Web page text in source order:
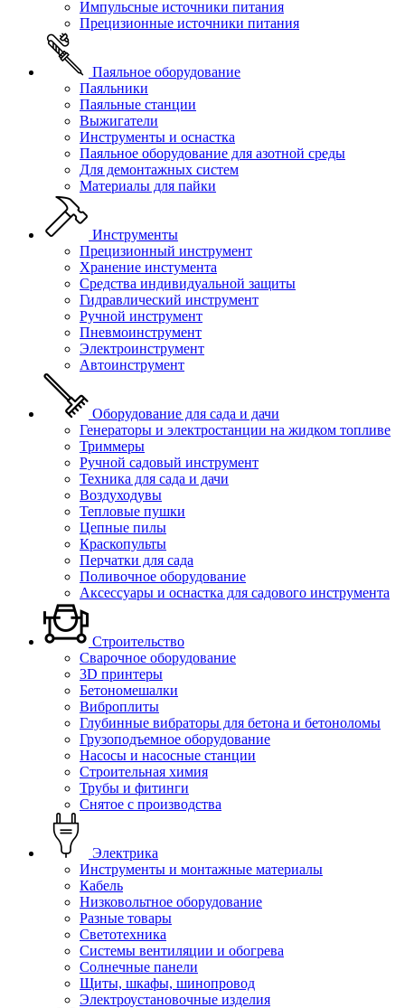
Импульсные источники питания
Прецизионные источники питания
Паяльное оборудование
Паяльники
Паяльные станции
Выжигатели
Инструменты и оснастка
Паяльное оборудование для азотной среды
Для демонтажных систем
Материалы для пайки
Инструменты
Прецизионный инструмент
Хранение инстумента
Средства индивидуальной защиты
Гидравлический инструмент
Ручной инструмент
Пневмоинструмент
Электроинструмент
Автоинструмент
Оборудование для сада и дачи
Генераторы и электростанции на жидком топливе
Триммеры
Ручной садовый инструмент
Техника для сада и дачи
Воздуходувы
Тепловые пушки
Цепные пилы
Краскопульты
Перчатки для сада
Поливочное оборудование
Аксессуары и оснастка для садового инструмента
Строительство
Сварочное оборудование
3D принтеры
Бетономешалки
Виброплиты
Глубинные вибраторы для бетона и бетоноломы
Грузоподъемное оборудование
Насосы и насосные станции
Строительная химия
Трубы и фитинги
Снятое с производства
Электрика
Инструменты и монтажные материалы
Кабель
Низковольтное оборудование
Разные товары
Светотехника
Системы вентиляции и обогрева
Солнечные панели
Щиты, шкафы, шинопровод
Электроустановочные изделия